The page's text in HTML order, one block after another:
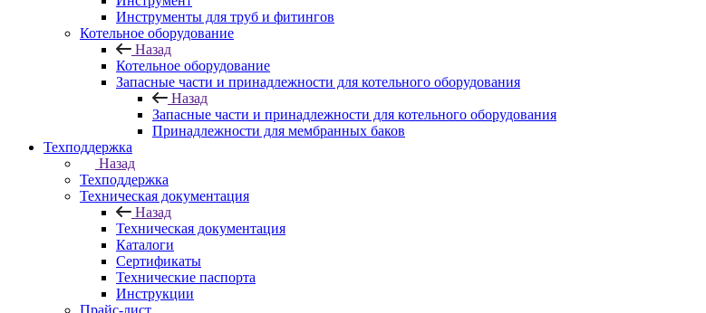
Инструменты для труб и фитингов
Котельное оборудование
Назад
Котельное оборудование
Запасные части и принадлежности для котельного оборудования
Назад
Запасные части и принадлежности для котельного оборудования
Принадлежности для мембранных баков
Техподдержка
Назад
Техподдержка
Техническая документация
Назад
Техническая документация
Каталоги
Сертификаты
Технические паспорта
Инструкции